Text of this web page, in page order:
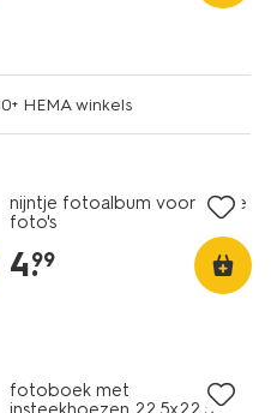
HEMA winkels
nijntje fotoalbum voor kleine
foto's
4.
99
fotoboek met